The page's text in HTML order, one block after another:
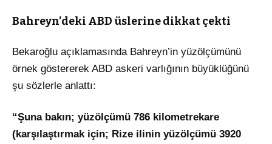
Bahreyn’deki ABD üslerine dikkat çekti
Bekaroğlu açıklamasında Bahreyn’in yüzölçümünü
örnek göstererek ABD askeri varlığının büyüklüğünü
şu sözlerle anlattı:
“Şuna bakın; yüzölçümü 786 kilometrekare
(karşılaştırmak için; Rize ilinin yüzölçümü 3920